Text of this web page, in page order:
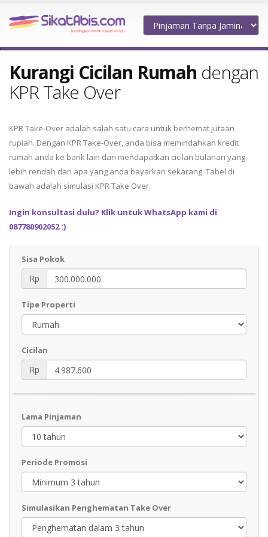
Kurangi Cicilan Rumah dengan
KPR Take Over
KPR Take-Over adalah salah satu cara untuk berhemat jutaan
rupiah. Dengan KPR Take-Over, anda bisa memindahkan kredit
rumah anda ke bank lain dan mendapatkan cicilan bulanan yang
lebih rendah dari apa yang anda bayarkan sekarang. Tabel di
bawah adalah simulasi KPR Take Over.
Ingin konsultasi dulu? Klik untuk WhatsApp kami di
087780902052 :)
Sisa Pokok
Rp
Tipe Properti
Cicilan
Rp
Lama Pinjaman
Periode Promosi
Simulasikan Penghematan Take Over